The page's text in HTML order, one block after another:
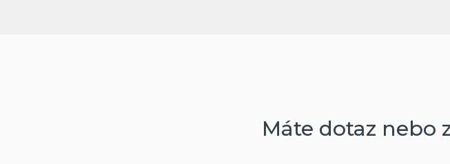
Máte dotaz nebo